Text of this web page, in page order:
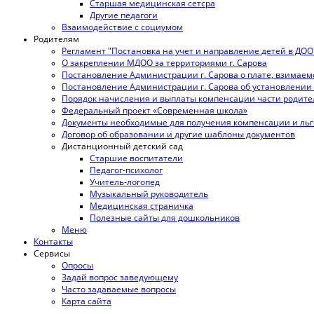
Старшая медицинская сетсра
Другие педагоги
Взаимодействие с социумом
Родителям
Регламент "Постановка на учет и направление детей в
О закреплении МДОО за территориями г. Сарова
Постановление Администрации г. Сарова о плате,
Постановление Администрации г. Сарова об установлении
Порядок начисления и выплаты компенсации части
Федеральный проект «Современная школа»
Документы необходимые для получения компенсации и
Договор об образовании и другие шаблоны документов
Дистанционный детский сад
Старшие воспитатели
Педагог-психолог
Учитель-логопед
Музыкальный руководитель
Медицинская страничка
Полезные сайты для дошкольников
Меню
Контакты
Сервисы
Опросы
Задай вопрос заведующему
Часто задаваемые вопросы
Карта сайта